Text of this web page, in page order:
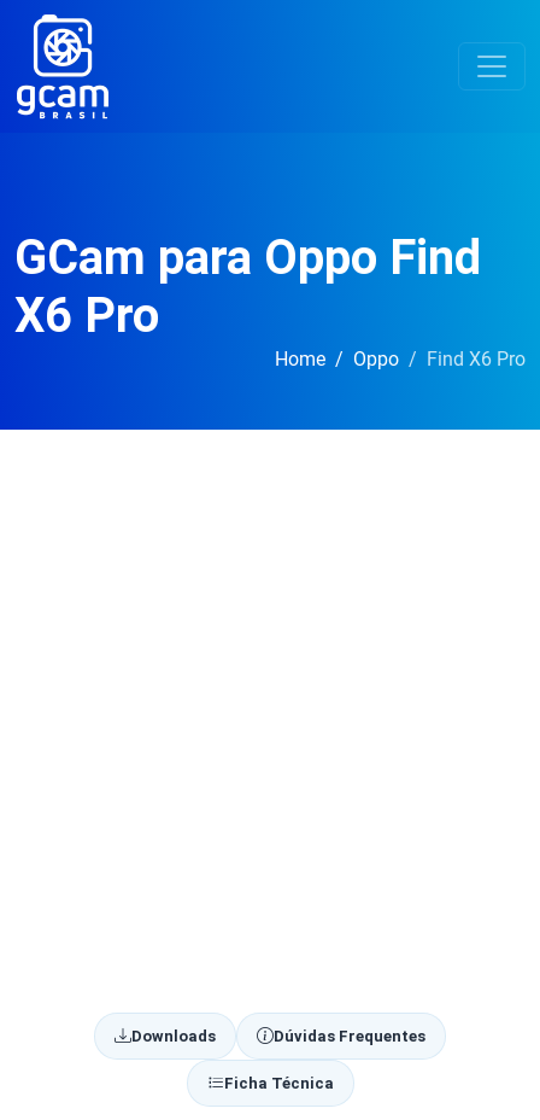
GCam para Oppo Find
X6 Pro
Home Oppo Find X6 Pro
Downloads Dúvidas Frequentes
Ficha Técnica